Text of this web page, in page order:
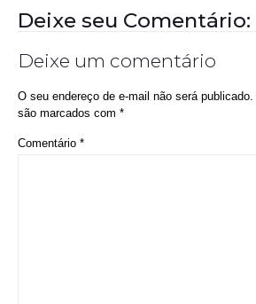
Deixe seu Comentário:
Deixe um comentário
O seu endereço de e-mail não será publicado.
são marcados com *
Comentário *